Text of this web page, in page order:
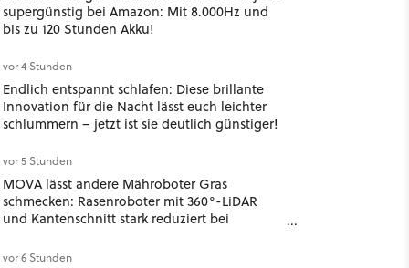
supergünstig bei Amazon: Mit 8.000Hz und
bis zu 120 Stunden Akku!
vor 4 Stunden
Endlich entspannt schlafen: Diese brillante
Innovation für die Nacht lässt euch leichter
schlummern – jetzt ist sie deutlich günstiger!
vor 5 Stunden
MOVA lässt andere Mähroboter Gras
schmecken: Rasenroboter mit 360°-LiDAR
und Kantenschnitt stark reduziert bei
vor 6 Stunden